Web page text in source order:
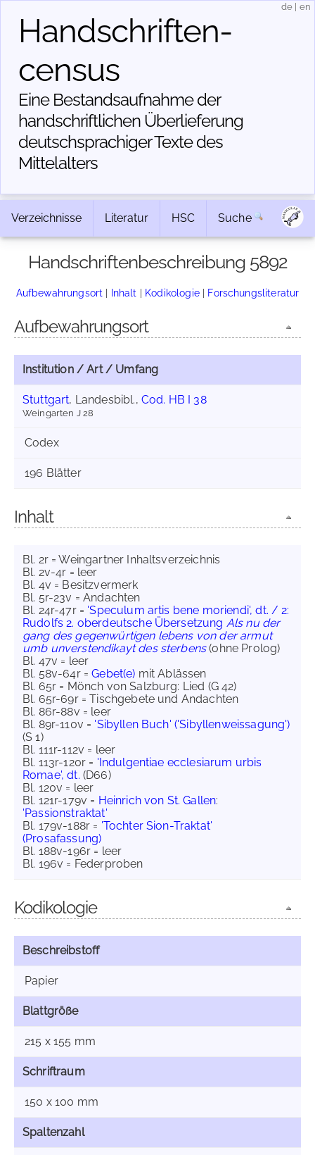
Handschriften­
census
Eine Bestandsaufnahme der
handschriftlichen Über­lieferung
deutschsprachiger Texte des
Mittelalters
de en
Verzeichnisse Literatur HSC Suche
Handschriftenbeschreibung 5892
Aufbewahrungsort | Inhalt | Kodikologie| Forschungsliteratur
Aufbewahrungsort
Institution / Art / Umfang
Stuttgart, Landesbibl., Cod. HB I 38
Weingarten J 28
Codex
196 Blätter
Inhalt
Bl. 2r = Weingartner Inhaltsverzeichnis
Bl. 2v-4r = leer
Bl. 4v = Besitzvermerk
Bl. 5r-23v = Andachten
Bl. 24r-47r = 'Speculum artis bene moriendi', dt. / 2:
Rudolfs 2. oberdeutsche Übersetzung Als nu der
gang des gegenwürtigen lebens von der armut
umb unverstendikayt des sterbens(ohne Prolog)
Bl. 47v = leer
Bl. 58v-64r =Gebet(e) mit Ablässen
Bl. 65r = Mönch von Salzburg: Lied (G 42)
Bl. 65r-69r = Tischgebete und Andachten
Bl. 86r-88v = leer
Bl. 89r-110v = 'Sibyllen Buch' ('Sibyllenweissagung')
(S 1)
Bl. 111r-112v = leer
Bl. 113r-120r = 'Indulgentiae ecclesiarum urbis
Romae', dt. (D66)
Bl. 120v = leer
Bl. 121r-179v = Heinrich von St. Gallen:
'Passionstraktat'
Bl. 179v-188r = 'Tochter Sion-Traktat'
(Prosafassung)
Bl. 188v-196r = leer
Bl. 196v = Federproben
Kodikologie
Beschreibstoff
Papier
Blattgröße
215 x 155 mm
Schriftraum
150 x 100 mm
Spaltenzahl